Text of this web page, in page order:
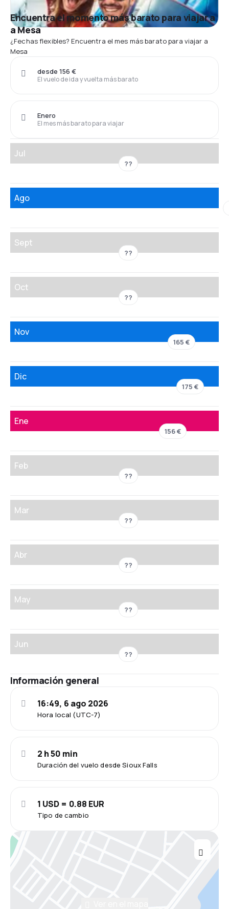
Encuentra el momento más barato para viajar a
a Mesa
¿Fechas flexibles? Encuentra el mes más barato para viajar a
Mesa
El vuelo de ida y vuelta más barato
desde 156 €
El mes más barato para viajar
Enero
Jul
??
Ago
Sept
??
Oct
??
Nov
165 €
Dic
175 €
Ene
156 €
Feb
??
Mar
??
Abr
??
May
??
Jun
??
Información general
Hora local (UTC-7)
16:49, 6 ago 2026
Duración del vuelo desde Sioux Falls
2 h 50 min
Tipo de cambio
1 USD = 0.88 EUR